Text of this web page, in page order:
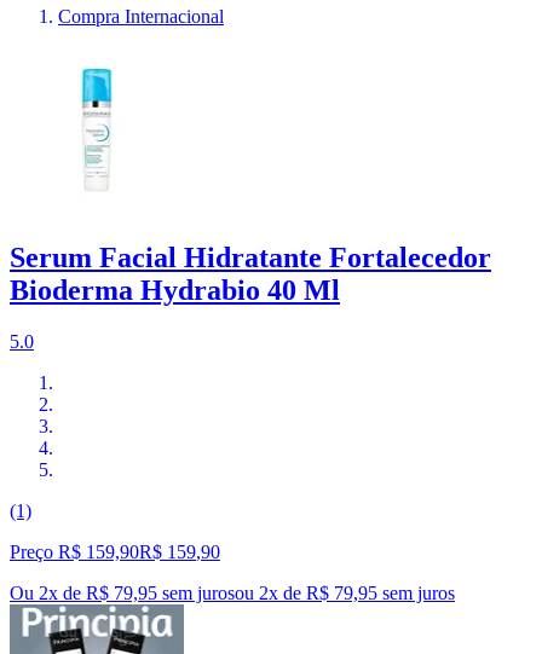
Compra Internacional
Serum Facial Hidratante Fortalecedor
Bioderma Hydrabio 40 Ml
5.0
(1)
Preço R$ 159,90R$ 159,90
Ou 2x de R$ 79,95 sem jurosou 2x de R$ 79,95 sem juros